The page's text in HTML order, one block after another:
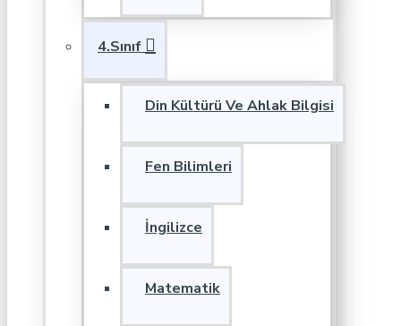
4.Sınıf
Din Kültürü Ve Ahlak Bilgisi
Fen Bilimleri
İngilizce
Matematik